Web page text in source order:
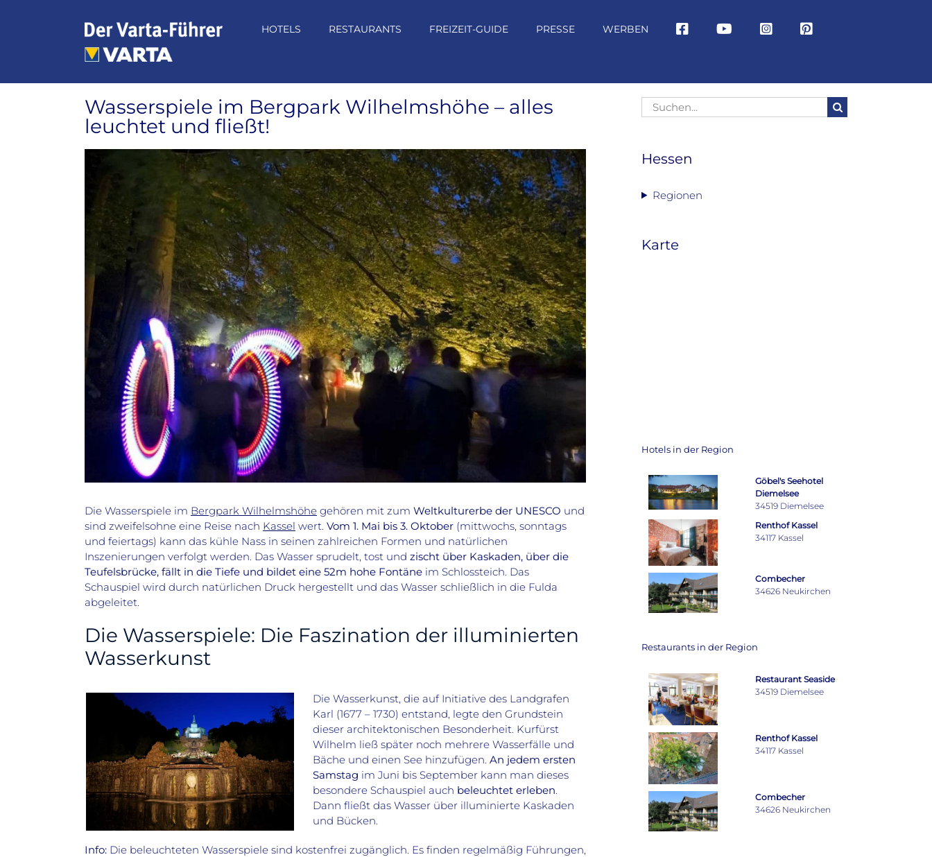
HOTELS RESTAURANTS FREIZEIT-GUIDE PRESSE WERBEN
Wasserspiele im Bergpark Wilhelmshöhe – alles
leuchtet und fließt!
Die Wasserspiele im Bergpark Wilhelmshöhe gehören mit zum Weltkulturerbe der UNESCO und
sind zweifelsohne eine Reise nach Kassel wert. Vom 1. Mai bis 3. Oktober (mittwochs, sonntags
und feiertags) kann das kühle Nass in seinen zahlreichen Formen und natürlichen
Inszenierungen verfolgt werden. Das Wasser sprudelt, tost und zischt über Kaskaden, über die
Teufelsbrücke, fällt in die Tiefe und bildet eine 52m hohe Fontäne im Schlossteich. Das
Schauspiel wird durch natürlichen Druck hergestellt und das Wasser schließlich in die Fulda
abgeleitet.
Die Wasserspiele: Die Faszination der illuminierten
Wasserkunst
Die Wasserkunst, die auf Initiative des Landgrafen
Karl (1677 – 1730) entstand, legte den Grundstein
dieser architektonischen Besonderheit. Kurfürst
Wilhelm ließ später noch mehrere Wasserfälle und
Bäche und einen See hinzufügen. An jedem ersten
Samstag im Juni bis September kann man dieses
besondere Schauspiel auch beleuchtet erleben.
Dann fließt das Wasser über illuminierte Kaskaden
und Bücken.
Info: Die beleuchteten Wasserspiele sind kostenfrei zugänglich. Es finden regelmäßig Führungen,
Suche
nach:
Hessen
Regionen
Karte
Hotels in der Region
Göbel's Seehotel
Diemelsee
34519 Diemelsee
Renthof Kassel
34117 Kassel
Combecher
34626 Neukirchen
Restaurants in der Region
Restaurant Seaside
34519 Diemelsee
Renthof Kassel
34117 Kassel
Combecher
34626 Neukirchen